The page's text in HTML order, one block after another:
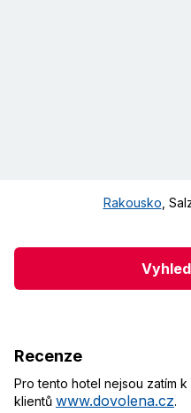
Rakousko
Recenze
Pro tento hotel nejsou zatím
klientů www.dovolena.cz.